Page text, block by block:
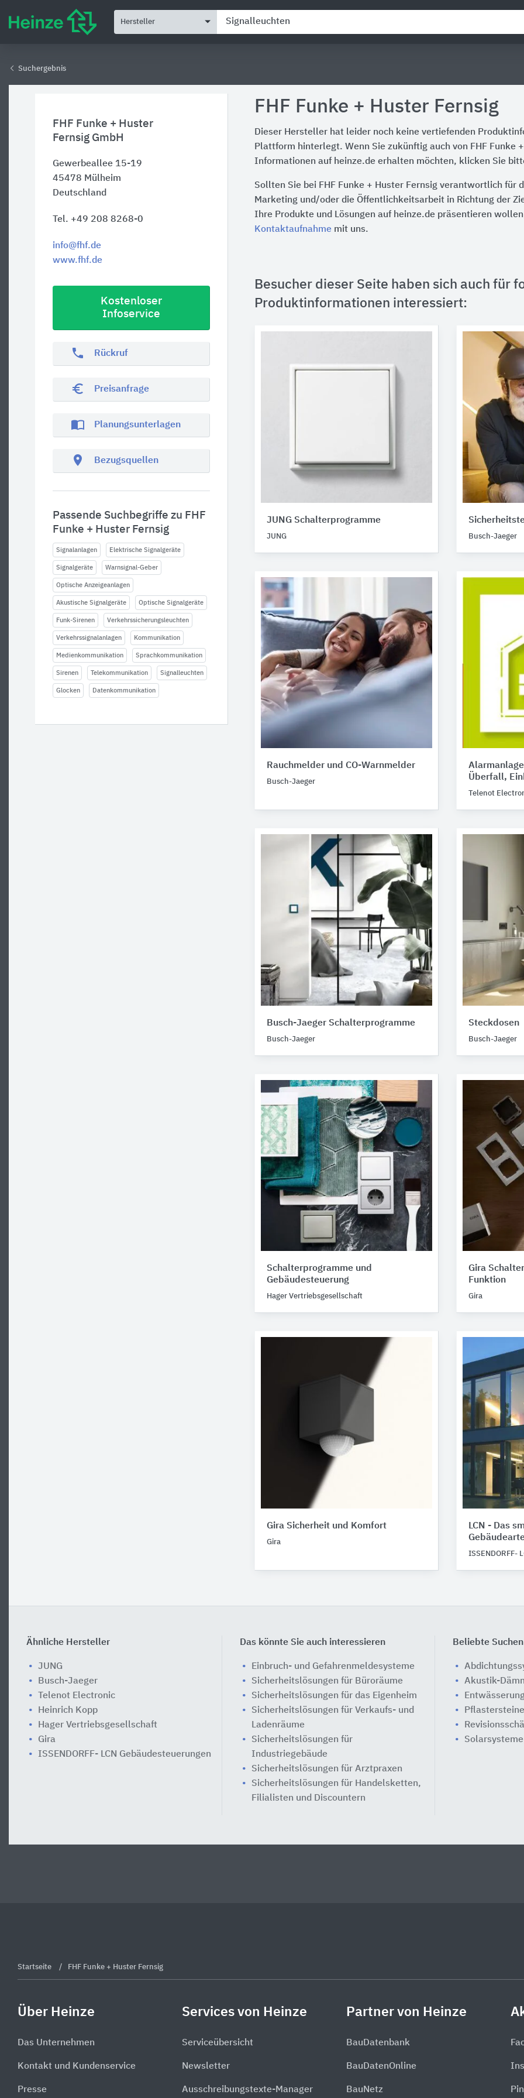
Hersteller
Suchergebnis
FHF Funke + Huster
Fernsig GmbH
Gewerbeallee 15-19
45478 Mülheim
Deutschland
Tel. +49 208 8268-0
info@fhf.de
www.fhf.de
Kostenloser
Infoservice
phone Rückruf
euro_symbol Preisanfrage
import_contacts Planungsunterlagen
location_on Bezugsquellen
Passende Suchbegriffe zu FHF
Funke + Huster Fernsig
Signalanlagen Elektrische Signalgeräte
Signalgeräte Warnsignal-Geber
Optische Anzeigeanlagen
Akustische Signalgeräte Optische Signalgeräte
Funk-Sirenen Verkehrssicherungsleuchten
Verkehrssignalanlagen Kommunikation
Medienkommunikation Sprachkommunikation
Sirenen Telekommunikation Signalleuchten
Glocken Datenkommunikation
FHF Funke + Huster Fernsig
Dieser Hersteller hat leider noch keine vertiefenden
Plattform hinterlegt. Wenn Sie zukünftig auch von FHF Funke
Informationen auf heinze.de erhalten möchten, klicken Sie
Sollten Sie bei FHF Funke + Huster Fernsig verantwortlich für
Marketing und/oder die Öffentlichkeitsarbeit in Richtung der
Ihre Produkte und Lösungen auf heinze.de präsentieren
Kontaktaufnahme mit uns.
Besucher dieser Seite haben sich auch für
Produktinformationen interessiert:
JUNG Schalterprogramme
JUNG Busch-Jaeger
Rauchmelder und CO-Warnmelder
Busch-Jaeger
Überfall,
Telenot
Busch-Jaeger Schalterprogramme
Busch-Jaeger
Steckdosen
Busch-Jaeger
Schalterprogramme und
Gebäudesteuerung
Hager Vertriebsgesellschaft
Gira
Funktion
Gira
Gira Sicherheit und Komfort
Gira
LCN - Das
ISSENDORFF-
Ähnliche Hersteller
JUNG
Busch-Jaeger
Telenot Electronic
Heinrich Kopp
Hager Vertriebsgesellschaft
Gira
ISSENDORFF- LCN Gebäudesteuerungen
Das könnte Sie auch interessieren
Einbruch- und Gefahrenmeldesysteme
Sicherheitslösungen für Büroräume
Sicherheitslösungen für das Eigenheim
Sicherheitslösungen für Verkaufs- und
Ladenräume
Sicherheitslösungen für
Industriegebäude
Sicherheitslösungen für Arztpraxen
Sicherheitslösungen für Handelsketten,
Filialisten und Discountern
Beliebte Suchen
Akustik-
Solarsysteme
Startseite FHF Funke + Huster Fernsig
Über Heinze
Das Unternehmen
Kontakt und Kundenservice
Presse
Services von Heinze
Serviceübersicht
Newsletter
Ausschreibungstexte-Manager
Partner von Heinze
BauDatenbank
BauDatenOnline
BauNetz